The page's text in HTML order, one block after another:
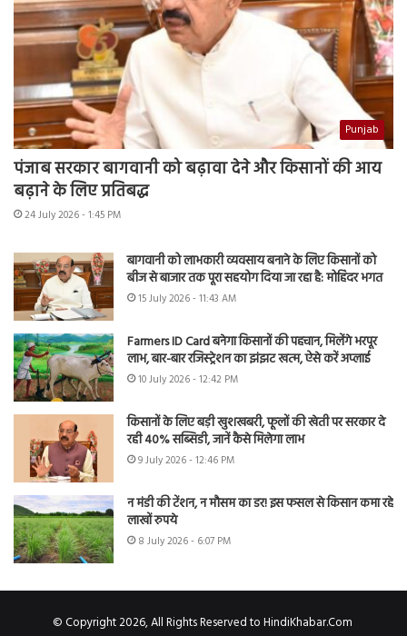
Punjab
पंजाब सरकार बागवानी को बढ़ावा देने और किसानों की आय
बढ़ाने के लिए प्रतिबद्ध
24 July 2026 - 1:45 PM
बागवानी को लाभकारी व्यवसाय बनाने के लिए किसानों को
बीज से बाजार तक पूरा सहयोग दिया जा रहा है: मोहिंदर भगत
15 July 2026 - 11:43 AM
Farmers ID Card बनेगा किसानों की पहचान, मिलेंगे भरपूर
लाभ, बार-बार रजिस्ट्रेशन का झंझट खत्म, ऐसे करें अप्लाई
10 July 2026 - 12:42 PM
किसानों के लिए बड़ी खुशखबरी, फूलों की खेती पर सरकार दे
रही 40% सब्सिडी, जानें कैसे मिलेगा लाभ
9 July 2026 - 12:46 PM
न मंडी की टेंशन, न मौसम का डर! इस फसल से किसान कमा रहे
लाखों रुपये
8 July 2026 - 6:07 PM
© Copyright 2026, All Rights Reserved to HindiKhabar.Com